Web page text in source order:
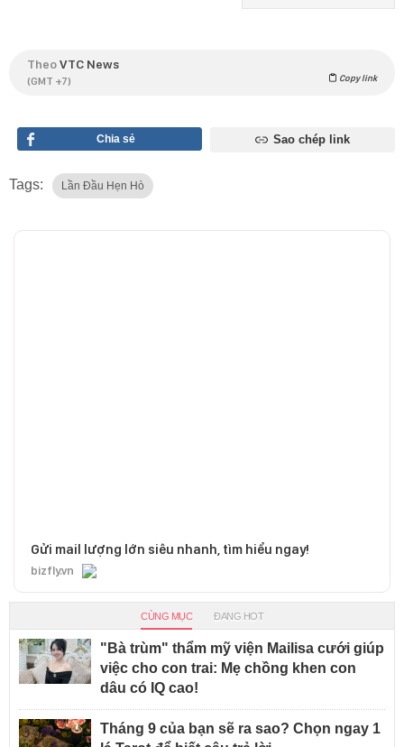
TheoVTC News
(GMT +7) Copy link
Chia sẻ Sao chép link
Tags: Lần Đầu Hẹn Hò
Gửi mail lượng lớn siêu nhanh, tìm hiểu ngay!
bizfly.vn
CÙNG MỤC ĐANG HOT
"Bà trùm" thẩm mỹ viện Mailisa cưới giúp
việc cho con trai: Mẹ chồng khen con
dâu có IQ cao!
Tháng 9 của bạn sẽ ra sao? Chọn ngay 1